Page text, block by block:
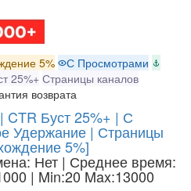
5%
С Просмотрами
25%+ Страницы каналов
возврата
CTR Буст 25%+ | С
Удержание | Страницы
5%]
Нет | Среднее время:
| Min:20 Max:13000